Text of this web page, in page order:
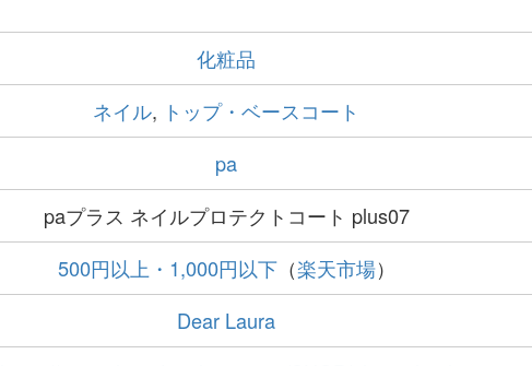
化粧品
ネイル, トップ・ベースコート
pa
paプラス ネイルプロテクトコート plus07
500円以上・1,000円以下（楽天市場）
Dear Laura